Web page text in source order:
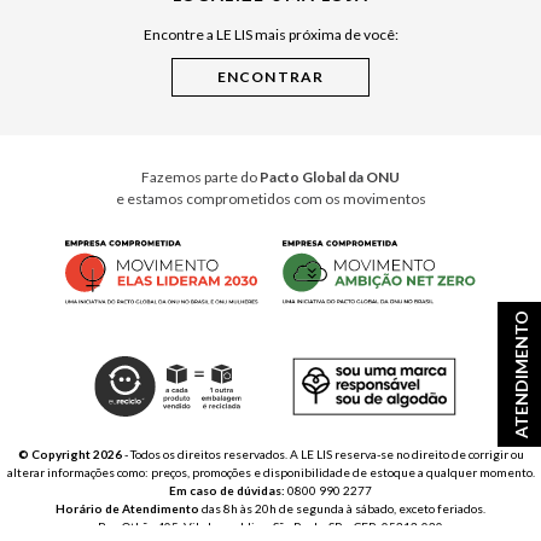
ATENDIMENTO
Cuidados CasaEncontre a LE LIS mais próxima de você:
Fazemos parte do Pacto Global da ONU
e estamos comprometidos com os movimentos
© Copyright 2026- Todos os direitos reservados. A LE LIS reserva-se no direito de corrigir ou
alterar informações como: preços, promoções e disponibilidade de estoque a qualquer momento.
Em caso de dúvidas: 0800 990 2277
Horário de Atendimento das 8h às 20h de segunda à sábado, exceto feriados.
Rua Othão 405, Vila Leopoldina, São Paulo, SP – CEP: 05313-020